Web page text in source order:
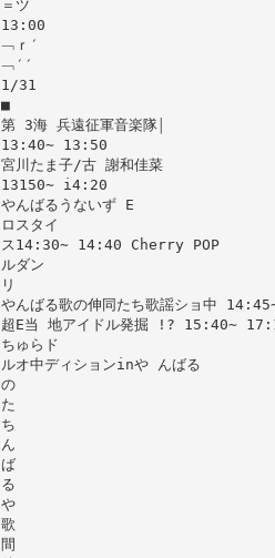
＝ツ
13:00
﹁ｒ′
﹁′′
1/31
■
第 3海 兵遠征軍音楽隊￨
13:40∼ 13:50
宮川たま子/古 謝和佳菜
13150∼ i4:20
やんばるうないず E
ロスタイ
ス14:30∼ 14:40 Cherry POP
ルダン
リ
やんばる歌の伸同たち歌謡ショ中
超E当 地アイドル発掘 !? 15:40∼
ちゅらド
ルオ中ディションinや んばる
の
た
ち
ん
ば
る
や
歌
間